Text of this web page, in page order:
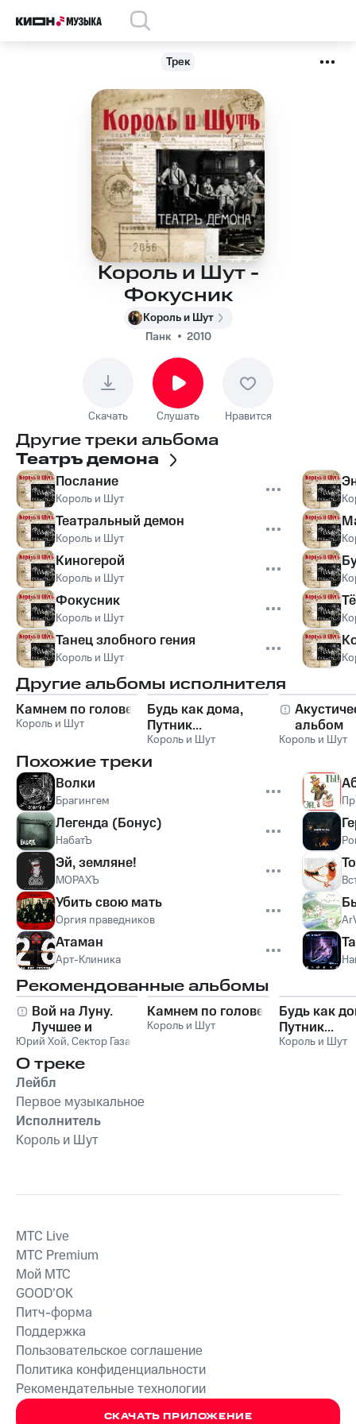
Трек
Король и Шут -
Фокусник
Король и Шут
Панк
2010
Скачать Слушать Нравится
Другие треки альбома
Театръ демона
Послание
Король и Шут
Театральный демон
Король и Шут
Киногерой
Король и Шут
Фокусник
Король и Шут
Танец злобного гения
Король и Шут
Другие альбомы исполнителя
Камнем по голове
Король и Шут
Будь как дома,
Путник...
Король и Шут
альбом
Король и Шут
Похожие треки
Волки
Брагингем
Легенда (Бонус)
НабатЪ
Эй, земляне!
МОРАХЪ
Убить свою мать
Оргия праведников
Атаман
Арт-Клиника
Рекомендованные альбомы
Вой на Луну.
Лучшее и
неизданное
Юрий Хой,Сектор Газа
Камнем по голове
Король и Шут
Будь как
Путник...
Король и Шут
О треке
Лейбл
Первое музыкальное
Исполнитель
Король и Шут
СКАЧАТЬ ПРИЛОЖЕНИЕ
MTС Live
MTС Premium
Мой МТС
GOOD’OK
Питч-форма
Поддержка
Пользовательское соглашение
Политика конфиденциальности
Рекомендательные технологии